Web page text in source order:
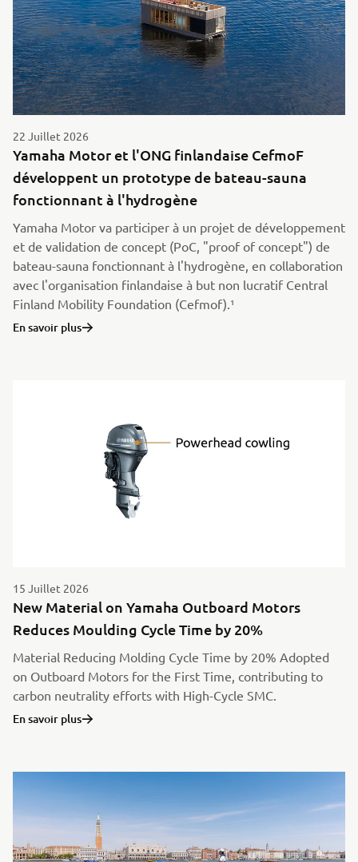
22 Juillet 2026
Yamaha Motor et l'ONG finlandaise CefmoF
développent un prototype de bateau-sauna
fonctionnant à l'hydrogène
Yamaha Motor va participer à un projet de développement
et de validation de concept (PoC, "proof of concept") de
bateau-sauna fonctionnant à l'hydrogène, en collaboration
avec l'organisation finlandaise à but non lucratif Central
Finland Mobility Foundation (Cefmof).¹
En savoir plus
15 Juillet 2026
New Material on Yamaha Outboard Motors
Reduces Moulding Cycle Time by 20%
Material Reducing Molding Cycle Time by 20% Adopted
on Outboard Motors for the First Time, contributing to
carbon neutrality efforts with High-Cycle SMC.
En savoir plus